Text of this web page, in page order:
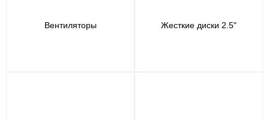
Вентиляторы Жесткие диски 2.5"